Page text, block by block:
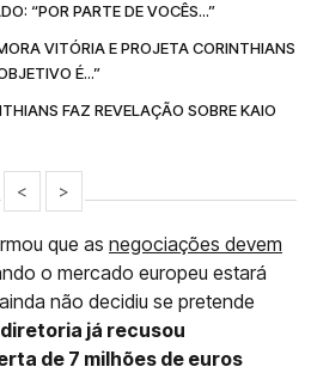
“POR PARTE DE VOCÊS...”
VITÓRIA E PROJETA CORINTHIANS
É...”
FAZ REVELAÇÃO SOBRE KAIO
< >
que as negociações devem
o mercado europeu estará
não decidiu se pretende
já recusou
de 7 milhões de euros